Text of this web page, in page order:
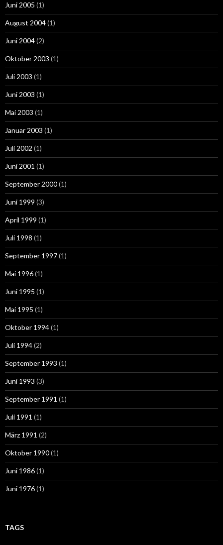
Juni 2005 (1)
August 2004(1)
Juni 2004(2)
Oktober 2003 (1)
Juli 2003 (1)
Juni 2003 (1)
Mai 2003 (1)
Januar 2003 (1)
Juli 2002 (1)
Juni 2001 (1)
September 2000(1)
Juni 1999 (3)
April 1999 (1)
Juli 1998 (1)
September 1997(1)
Mai 1996(1)
Juni 1995 (1)
Mai 1995 (1)
Oktober 1994(1)
Juli 1994(2)
September 1993 (1)
Juni 1993 (3)
September 1991 (1)
Juli 1991 (1)
März 1991 (2)
Oktober 1990(1)
Juni 1986(1)
Juni 1976(1)
TAGS